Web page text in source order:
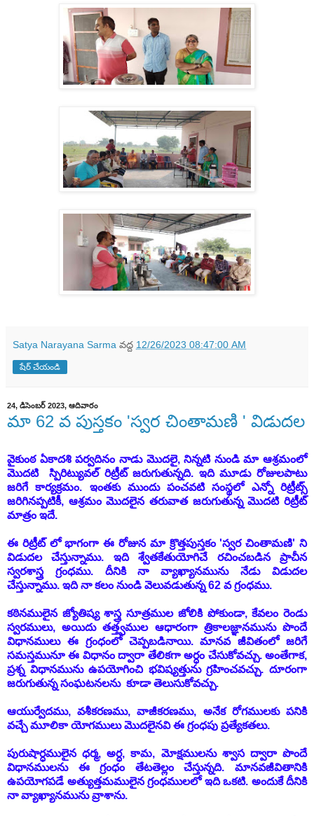
Satya Narayana Sarma వద్ద 12/26/2023 08:47:00 AM
షేర్ చేయండి
24, డిసెంబర్ 2023, ఆదివారం
మా 62 వ పుస్తకం 'స్వర చింతామణి ' విడుదల
వైకుంఠ ఏకాదశి పర్వదినం నాడు మొదలై, నిన్నటి నుండి మా ఆశ్రమంలో
మొదటి స్పిరిట్యువల్ రిట్రీట్ జరుగుతున్నది. ఇది మూడు రోజులపాటు
జరిగే కార్యక్రమం. ఇంతకు ముందు పంచవటి సంస్థలో ఎన్నో రిట్రీట్స్
జరిగినప్పటికీ, ఆశ్రమం మొదలైన తరువాత జరుగుతున్న మొదటి రిట్రీట్
మాత్రం ఇదే.
ఈ రిట్రీట్ లో భాగంగా ఈ రోజున మా క్రొత్తపుస్తకం 'స్వర చింతామణి' ని
విడుదల చేస్తున్నాము. ఇది శ్వేతకేతుయోగిచే రచించబడిన ప్రాచీన
స్వరశాస్త్ర గ్రంధము. దీనికి నా వ్యాఖ్యానమును నేడు విడుదల
చేస్తున్నాము. ఇది నా కలం నుండి వెలువడుతున్న62 వ గ్రంధము.
కఠినములైన జ్యోతిష్య శాస్త్ర సూత్రముల జోలికి పోకుండా, కేవలం రెండు
స్వరములు, అయిదు తత్త్వముల ఆధారంగా త్రికాలజ్ఞానమును పొందే
విధానములు ఈ గ్రంధంలో చెప్పబడినాయి. మానవ జీవితంలో జరిగే
సమస్తమునూ ఈ విధానం ద్వారా తేలికగా అర్ధం చేసుకోవచ్చు. అంతేగాక,
ప్రశ్న విధానమును ఉపయోగించి భవిష్యత్తును గ్రహించవచ్చు. దూరంగా
జరుగుతున్న సంఘటనలను కూడా తెలుసుకోవచ్చు.
ఆయుర్వేదము, వశీకరణము, వాజీకరణము, అనేక రోగములకు పనికి
వచ్చే మూలికా యోగములు మొదలైనవి ఈ గ్రంధపు ప్రత్యేకతలు.
పురుషార్ధములైన ధర్మ, అర్ధ, కామ, మోక్షములను శ్వాస ద్వారా పొందే
విధానములను ఈ గ్రంధం తేటతెల్లం చేస్తున్నది. మానవజీవితానికి
ఉపయోగపడే అత్యుత్తమములైన గ్రంధములలో ఇది ఒకటి. అందుకే దీనికి
నా వ్యాఖ్యానమును వ్రాశాను.